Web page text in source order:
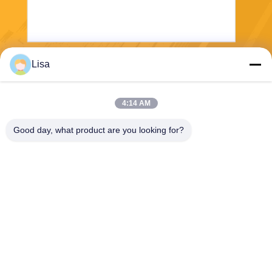
Lisa
4:14 AM
Good day, what product are you looking for?